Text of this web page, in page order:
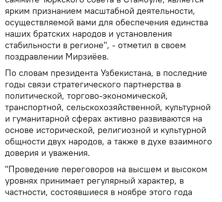
ярким признанием масштабной деятельности,
осуществляемой вами для обеспечения единства
наших братских народов и установления
стабильности в регионе", - отметил в своем
поздравлении Мирзиёев.
По словам президента Узбекистана, в последние
годы связи стратегического партнерства в
политической, торгово-экономической,
транспортной, сельскохозяйственной, культурной
и гуманитарной сферах активно развиваются на
основе исторической, религиозной и культурной
общности двух народов, а также в духе взаимного
доверия и уважения.
"Проведение переговоров на высшем и высоком
уровнях принимает регулярный характер, в
частности, состоявшиеся в ноябре этого года